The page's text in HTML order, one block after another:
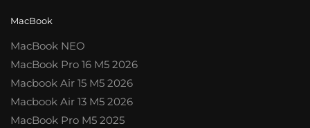
MacBook
MacBook NEO
MacBook Pro 16 M5 2026
Macbook Air 15 M5 2026
Macbook Air 13 M5 2026
MacBook Pro M5 2025